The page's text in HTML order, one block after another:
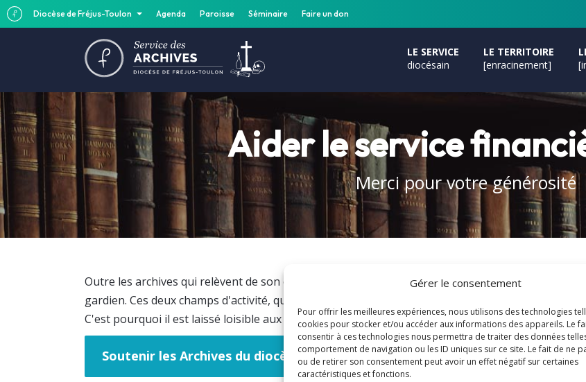
Diocèse de Fréjus-Toulon Agenda Paroisse Séminaire Faire un don
Gérer le consentement
Pour offrir les meilleures expériences, nous utilisons des technologies
cookies pour stocker et/ou accéder aux informations des appareils. Le
consentir à ces technologies nous permettra de traiter des données
comportement de navigation ou les ID uniques sur ce site. Le fait de ne
ou de retirer son consentement peut avoir un effet négatif sur certaines
caractéristiques et fonctions.
LE SERVICE
diocésain
LE TERRITOIRE
[enracinement]
Aider le service
Merci pour votre générosité
Outre les archives qui relèvent de son office, l'archiviste de Fréjus-Toulon veille, par délégation
gardien. Ces deux champs d'activité, quoique très complémentaires, suscitent des charges
C'est pourquoi il est laissé loisible aux donateurs de choisir entre l'un et l'autre.
Soutenir les Archives du diocèse de Fréjus-Toulon au quotidien